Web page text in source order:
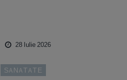
28 Iulie 2026
SANATATE